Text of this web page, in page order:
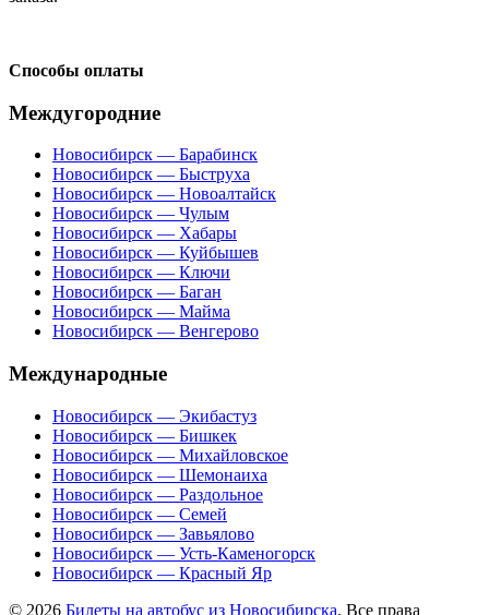
Способы оплаты
Междугородние
Новосибирск — Барабинск
Новосибирск — Быструха
Новосибирск — Новоалтайск
Новосибирск — Чулым
Новосибирск — Хабары
Новосибирск — Куйбышев
Новосибирск — Ключи
Новосибирск — Баган
Новосибирск — Майма
Новосибирск — Венгерово
Международные
Новосибирск — Экибастуз
Новосибирск — Бишкек
Новосибирск — Михайловское
Новосибирск — Шемонаиха
Новосибирск — Раздольное
Новосибирск — Семей
Новосибирск — Завьялово
Новосибирск — Усть-Каменогорск
Новосибирск — Красный Яр
© 2026 Билеты на автобус из Новосибирска. Все права